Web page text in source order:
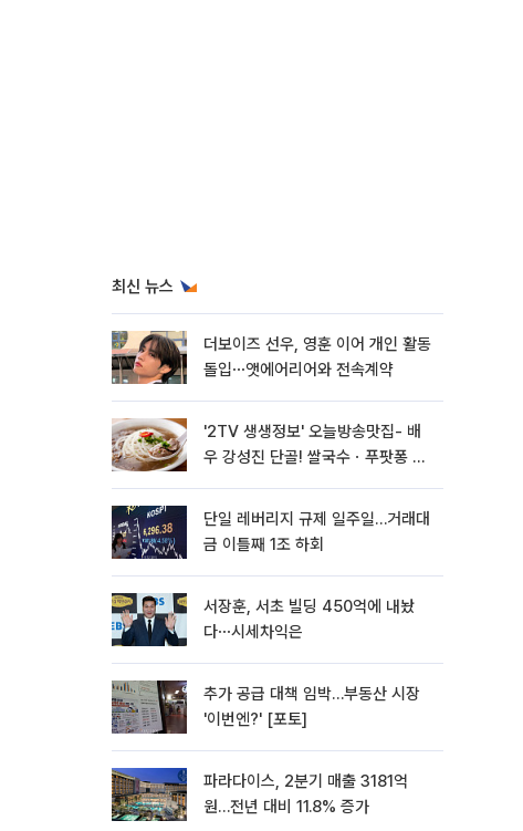
최신 뉴스
더보이즈 선우, 영훈 이어 개인 활동
돌입⋯앳에어리어와 전속계약
'2TV 생생정보' 오늘방송맛집- 배
우 강성진 단골! 쌀국수ㆍ푸팟퐁 커
단일 레버리지 규제 일주일…거래대
금 이틀째 1조 하회
서장훈, 서초 빌딩 450억에 내놨
다⋯시세차익은
추가 공급 대책 임박…부동산 시장
'이번엔?' [포토]
파라다이스, 2분기 매출 3181억
원…전년 대비 11.8% 증가